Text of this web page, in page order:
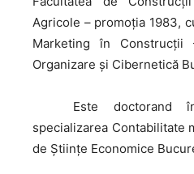
Agricole – promoția 1983,
Marketing în
Organizare și Cibernetică
Este doctorand
specializarea Contabilitate
de Științe Economice